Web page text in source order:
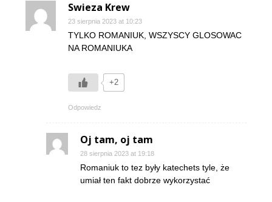
Swieza Krew
23 sierpnia 2023 at 10:23
TYLKO ROMANIUK, WSZYSCY GLOSOWAC
NA ROMANIUKA
+2
Odpowiedz
Oj tam, oj tam
28 sierpnia 2023 at 19:18
Romaniuk to tez były katechets tyle, że
umiał ten fakt dobrze wykorzystać